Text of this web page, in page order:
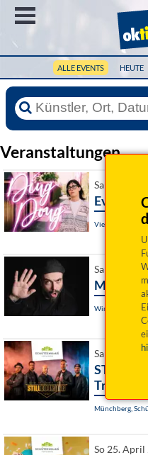
ALLE EVENTS HEUTE
Veranstaltungen
Sa 24. April
Eva Karl
Viechtach,
Sa 24.
Mathias
Sa 24. April
STILL
Tribute
Münchberg,
So 25.